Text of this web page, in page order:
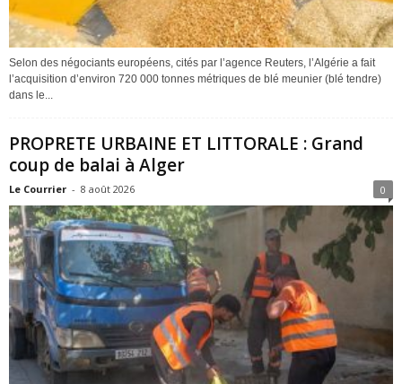
Selon des négociants européens, cités par l’agence Reuters, l’Algérie a fait
l’acquisition d’environ 720 000 tonnes métriques de blé meunier (blé tendre)
dans le...
PROPRETE URBAINE ET LITTORALE : Grand
coup de balai à Alger
Le Courrier - 8 août 2026 0